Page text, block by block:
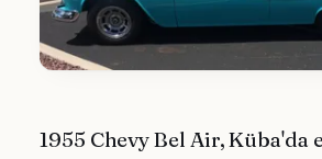
1955 Chevy Bel Air, Küba'da